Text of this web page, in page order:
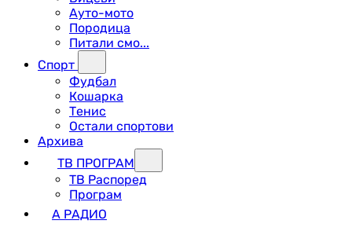
Ауто-мото
Породица
Питали смо...
Спорт
Фудбал
Кошарка
Тенис
Остали спортови
Архива
ТВ ПРОГРАМ
ТВ Распоред
Програм
А РАДИО